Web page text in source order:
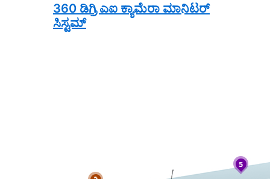
360 ಡಿಗ್ರಿ ಎಐ ಕ್ಯಾಮೆರಾ ಮಾನಿಟರ್
ಸಿಸ್ಟಮ್